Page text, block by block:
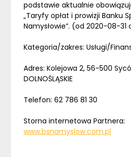
podstawie aktualnie
„Taryfy opłat i prowizji Banku
Namysłowie”. (od 2020-08-31
Kategoria/zakres: Usługi/
Adres: Kolejowa 2, 56-500
DOLNOŚLĄSKIE
Telefon: 62 786 81 30
Storna internetowa Partnera:
www.bsnamyslow.com.pl